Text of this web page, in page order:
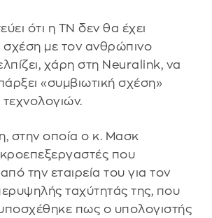
ότι η ΤΝ δεν θα έχει
σχέση με τον ανθρώπινο
χάρη στη Neuralink, να
«συμβιωτική σχέση»
στην οποία ο κ. Μασκ
που
την εταιρεία του για τον
ταχύτητάς της, που
πως ο υπολογιστής